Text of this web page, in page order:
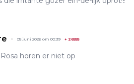
05 juni 2026 om 00:39 + 26555
horen er niet op